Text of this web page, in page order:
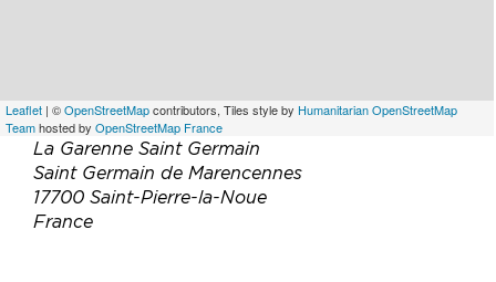
Leaflet | ©OpenStreetMapcontributors, Tiles style by Humanitarian OpenStreetMap
Teamhosted by OpenStreetMap France
La Garenne Saint Germain
Saint Germain de Marencennes
17700 Saint-Pierre-la-Noue
France